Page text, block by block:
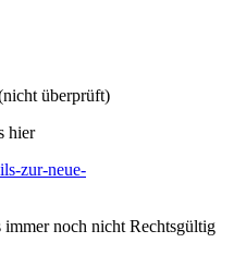
überprüft)
hier
zur-neue-
immer noch nicht Rechtsgültig